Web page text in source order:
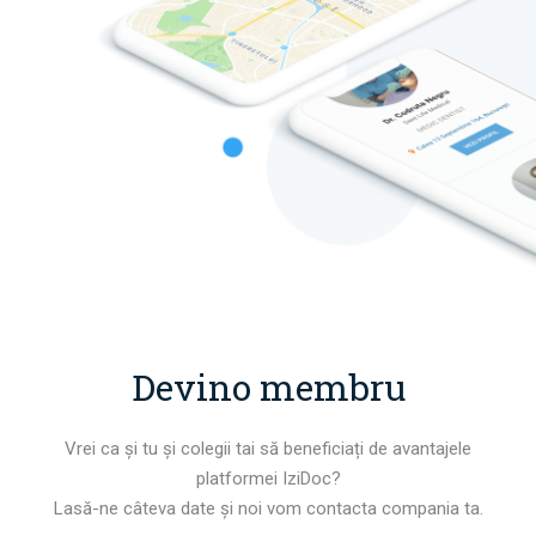
Devino membru
Vrei ca și tu și colegii tai să beneficiați de avantajele
platformei IziDoc?
Lasă-ne câteva date și noi vom contacta compania ta.